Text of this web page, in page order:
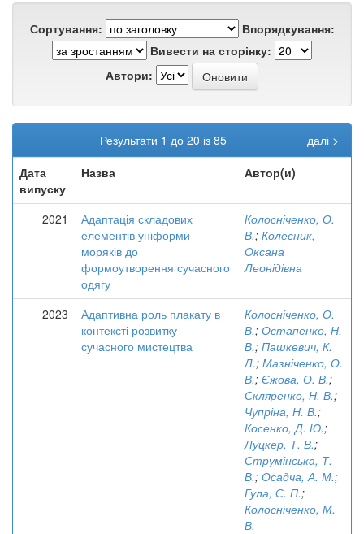
Сортування:
Впорядкування:
Вивести на сторінку:
Автори:
Результати 1 до 20 із 85
далі >
Дата
випуску
Назва Автор(и)
2021
Адаптація складових
елементів уніформи
моряків до
формоутворення сучасного
одягу
Колосніченко, О.
В.; Колесник,
Оксана
Леонідівна
2023
Адаптивна роль плакату в
контексті розвитку
сучасного мистецтва
Колосніченко, О.
В.; Остапенко, Н.
В.; Пашкевич, К.
Л.; Мазніченко, О.
В.; Єжова, О. В.;
Скляренко, Н. В.;
Чупріна, Н. В.;
Косенко, Д. Ю.;
Луцкер, Т. В.;
Струмінська, Т.
В.; Осадча, А. М.;
Гула, Є. П.;
Колосніченко, М.
В.